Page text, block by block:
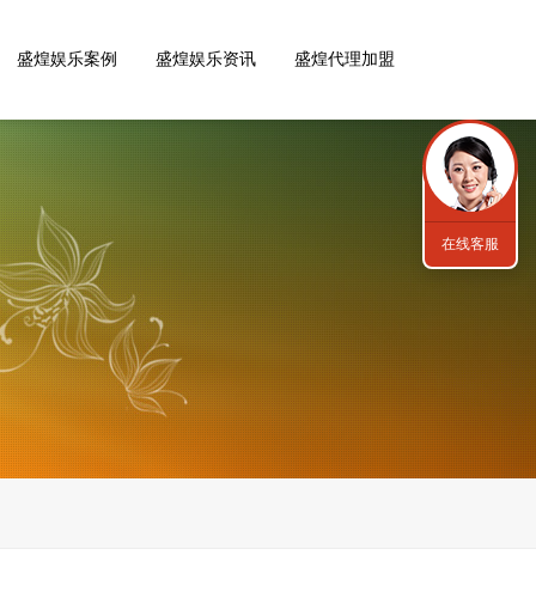
盛煌娱乐案例 盛煌娱乐资讯 盛煌代理加盟
在线客服